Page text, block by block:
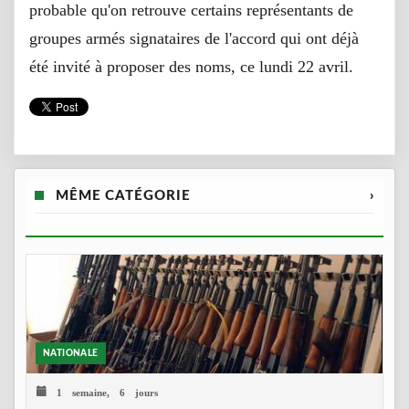
probable qu'on retrouve certains représentants de
groupes armés signataires de l'accord qui ont déjà
été invité à proposer des noms, ce lundi 22 avril.
MÊME CATÉGORIE ›
NATIONALE
1 semaine, 6 jours